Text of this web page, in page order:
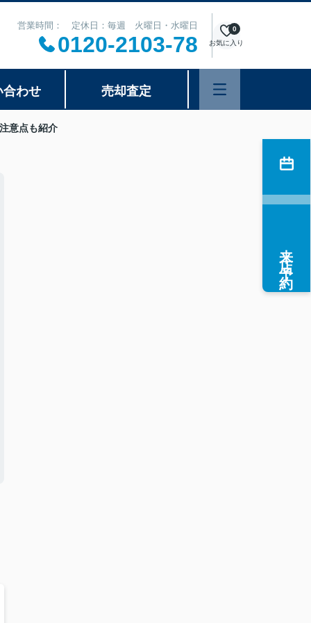
営業時間： 定休日：毎週 火曜日・水曜日
0120-2103-78 お気に入り
0
合わせ 売却査定
意点も紹介
来店予約